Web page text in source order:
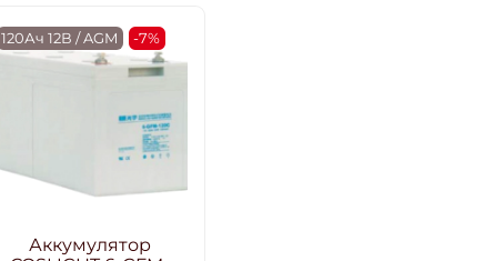
120Ач 12В / AGM -7%
Аккумулятор